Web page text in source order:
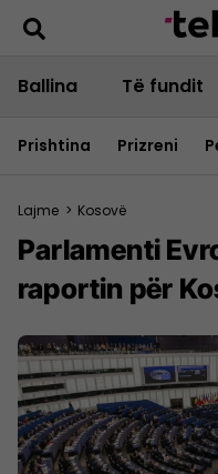
Ballina Të fundit
Prishtina Prizreni
Lajme > Kosovë
Parlamenti
raportin për